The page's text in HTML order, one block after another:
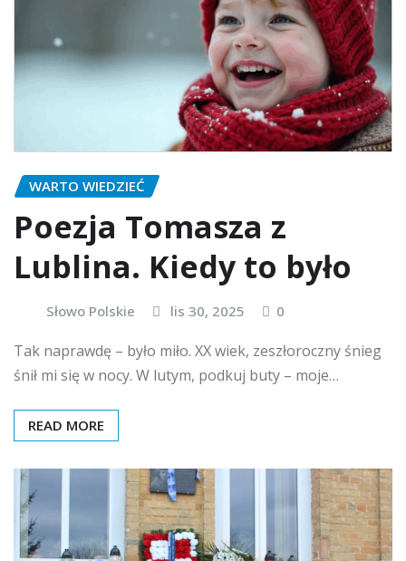
WARTO WIEDZIEĆ
Poezja Tomasza z
Lublina. Kiedy to było
Słowo Polskie lis 30, 2025 0
Tak naprawdę – było miło. XX wiek, zeszłoroczny śnieg
śnił mi się w nocy. W lutym, podkuj buty – moje…
READ MORE